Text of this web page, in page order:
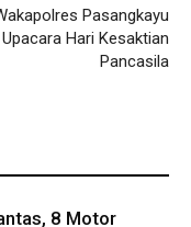
Pasangkayu
Hari Kesaktian
Pancasila
8 Motor